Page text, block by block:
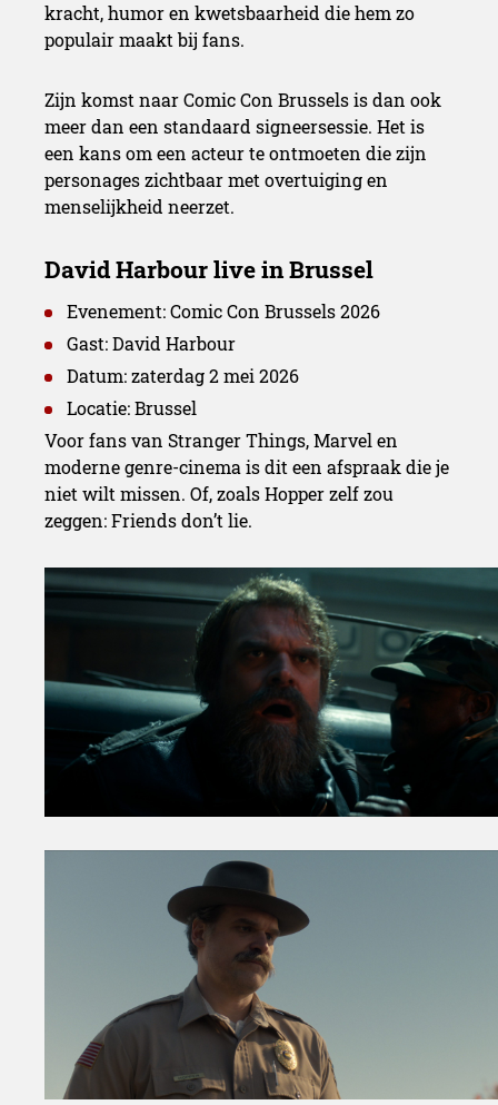
Van Hawkins tot de
kracht, humor en kwetsbaarheid die hem zo
populair maakt bij fans.
Zijn komst naar Comic Con Brussels is dan ook
meer dan een standaard signeersessie. Het is
een kans om een acteur te ontmoeten die zijn
personages zichtbaar met overtuiging en
menselijkheid neerzet.
Evenement: Comic Con Brussels 2026
Gast: David Harbour
Datum: zaterdag 2 mei 2026
Locatie: Brussel
Voor fans van Stranger Things, Marvel en
moderne genre-cinema is dit een afspraak die je
niet wilt missen. Of, zoals Hopper zelf zou
zeggen: Friends don’t lie.